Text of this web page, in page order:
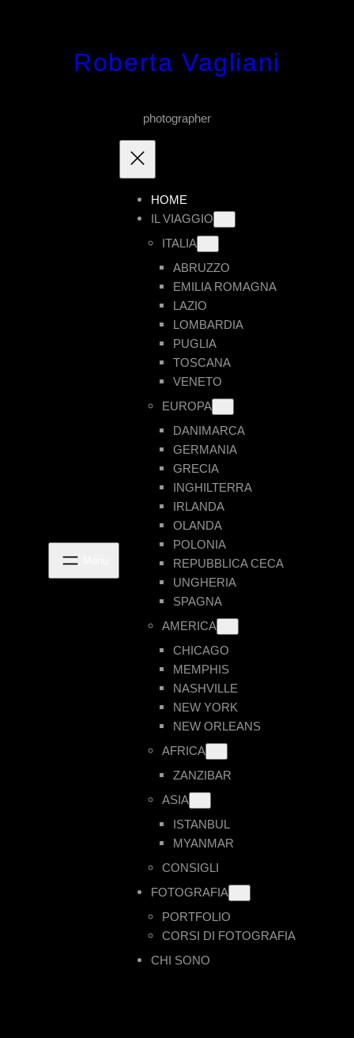
Roberta Vagliani
photographer
HOME
IL VIAGGIO
ITALIA
ABRUZZO
EMILIA ROMAGNA
LAZIO
LOMBARDIA
PUGLIA
TOSCANA
VENETO
EUROPA
DANIMARCA
GERMANIA
GRECIA
INGHILTERRA
IRLANDA
OLANDA
POLONIA
REPUBBLICA CECA
UNGHERIA
SPAGNA
AMERICA
CHICAGO
MEMPHIS
NASHVILLE
NEW YORK
NEW ORLEANS
AFRICA
ZANZIBAR
ASIA
ISTANBUL
MYANMAR
CONSIGLI
FOTOGRAFIA
PORTFOLIO
CORSI DI FOTOGRAFIA
CHI SONO